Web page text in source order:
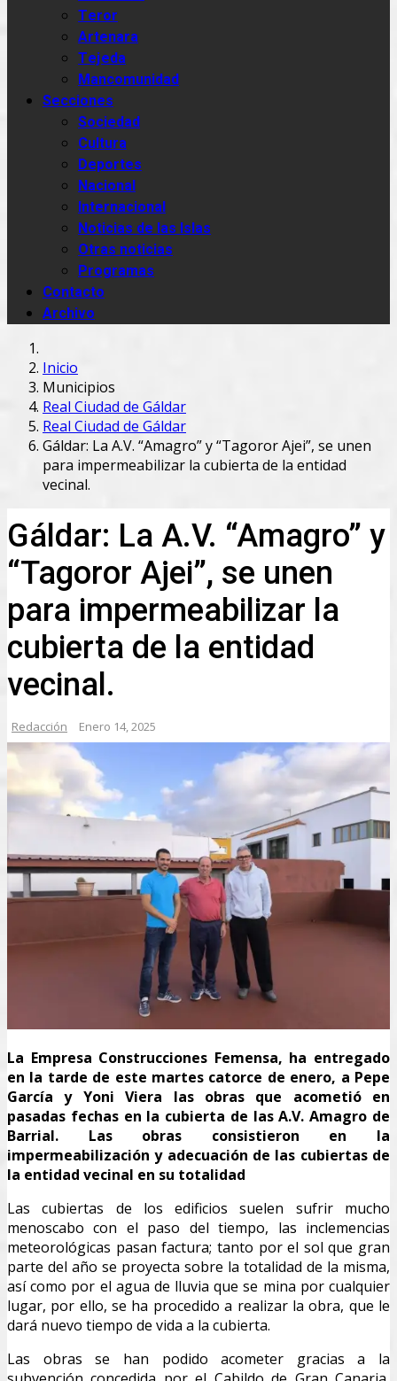
Teror
Artenara
Tejeda
Mancomunidad
Secciones
Sociedad
Cultura
Deportes
Nacional
Internacional
Noticias de las Islas
Otras noticias
Programas
Contacto
Archivo
Inicio
Municipios
Real Ciudad de Gáldar
Real Ciudad de Gáldar
Gáldar: La A.V. “Amagro” y “Tagoror Ajei”, se unen
para impermeabilizar la cubierta de la entidad
vecinal.
Gáldar: La A.V. “Amagro” y
“Tagoror Ajei”, se unen
para impermeabilizar la
cubierta de la entidad
vecinal.
Redacción Enero 14, 2025
La Empresa Construcciones Femensa, ha entregado
en la tarde de este martes catorce de enero, a Pepe
García y Yoni Viera las obras que acometió en
pasadas fechas en la cubierta de las A.V. Amagro de
Barrial. Las obras consistieron en la
impermeabilización y adecuación de las cubiertas de
la entidad vecinal en su totalidad
Las cubiertas de los edificios suelen sufrir mucho
menoscabo con el paso del tiempo, las inclemencias
meteorológicas pasan factura; tanto por el sol que gran
parte del año se proyecta sobre la totalidad de la misma,
así como por el agua de lluvia que se mina por cualquier
lugar, por ello, se ha procedido a realizar la obra, que le
dará nuevo tiempo de vida a la cubierta.
Las obras se han podido acometer gracias a la